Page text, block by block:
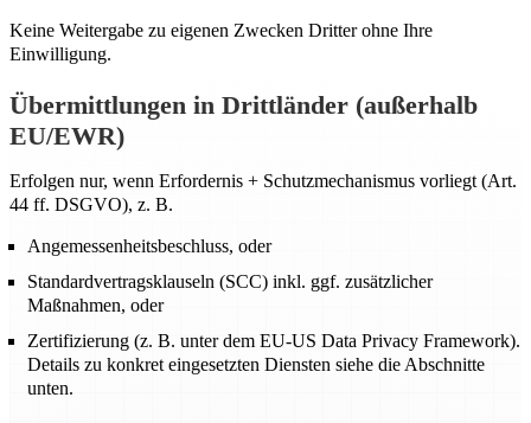
Keine Weitergabe zu eigenen Zwecken Dritter ohne Ihre
Einwilligung.
Übermittlungen in Drittländer (außerhalb
EU/EWR)
Erfolgen nur, wenn Erfordernis + Schutzmechanismus vorliegt (Art.
44 ff. DSGVO), z. B.
Angemessenheitsbeschluss, oder
Standardvertragsklauseln (SCC) inkl. ggf. zusätzlicher
Maßnahmen, oder
Zertifizierung (z. B. unter dem EU-US Data Privacy Framework).
Details zu konkret eingesetzten Diensten siehe die Abschnitte
unten.